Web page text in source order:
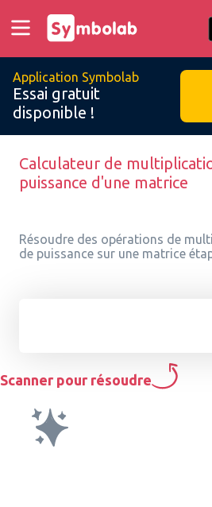
Application Symbolab
Essai gratuit
disponible !
Calculateur de
puissance d'une matrice
Résoudre des opérations de
de puissance sur une matrice
Scanner pour résoudre